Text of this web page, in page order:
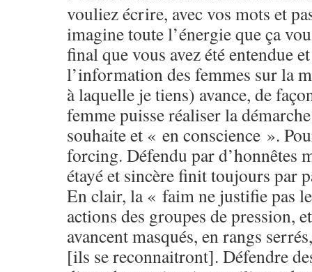
vouliez écrire, avec vos mots et
imagine toute l’énergie que ça
final que vous avez été entendue
l’information des femmes sur la
à laquelle je tiens) avance, de
femme puisse réaliser la
souhaite et « en conscience ».
forcing. Défendu par d’honnêtes
étayé et sincère finit toujours par
En clair, la « faim ne justifie pas
actions des groupes de pression,
avancent masqués, en rangs
[ils se reconnaitront]. Défendre